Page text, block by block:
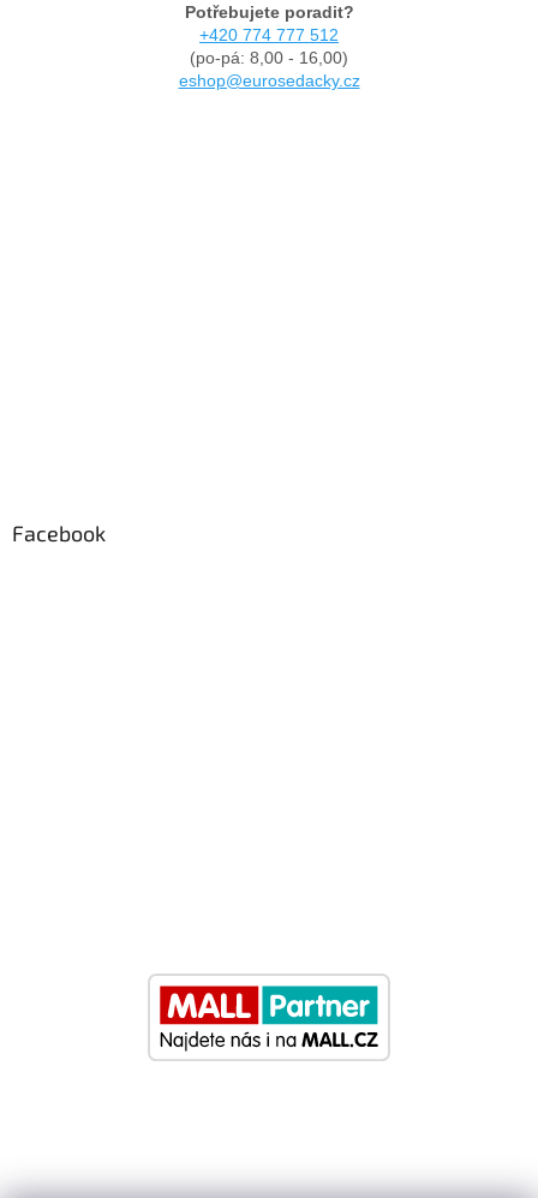
Potřebujete poradit?
+420 774 777 512
(po-pá: 8,00 - 16,00)
eshop@eurosedacky.cz
Facebook